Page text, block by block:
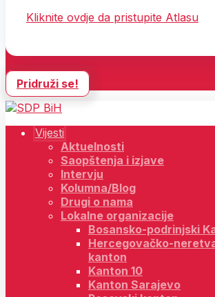
Kliknite ovdje da pristupite Atlasu
Pridruži se!
Vijesti
Aktuelnosti
Saopštenja i izjave
Intervju
Kolumna/Blog
Drugi o nama
Lokalne organizacije
Bosansko-podrinjski
Hercegovačko-
kanton
Kanton 10
Kanton Sarajevo